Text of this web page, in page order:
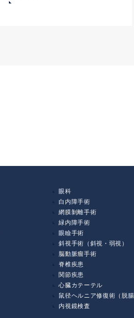
眼科
白内障手術
網膜剝離手術
緑内障手術
眼瞼手術
斜視手術（斜視・弱視）
脳動脈瘤手術
脊椎疾患
関節疾患
心臓カテーテル
鼠径ヘルニア修復術（脱腸
内視鏡検査